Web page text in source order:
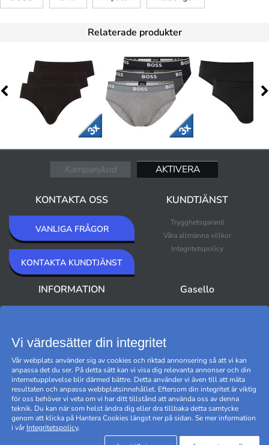
Relaterade produkter
KONTAKTA OSS
VANLIGA FRÅGOR
KONTAKTA KUNDTJÄNST
KUNDTJÄNST
Trygghetsgaranti
Våra allmänna villkor
Integritetspolicy
INFORMATION Gasello
Black Friday
Hantera cookies
Vi värdesätter din integritet
Vår webplats använder sig av cookies och riktad annonsering så att vi kan
anpassa det du ser. På detta sätt kan vi visa dig relevanta annonser och din
internetupplevelse blir därmed bättre. Detta använder vi även till att mäta
resultaten och anpassa webbplatsinnehållet. Eftersom din integritet är viktig
för oss behöver vi veta om vi har ditt tillstånd att använda oss av denna
teknik. Du kan när som helst ändra dig eller dra tillbaka detta samtycke
genom att klicka på Hantera Cookies längst ner på sidan. Se mer information
i vårIntegritetspolicy.